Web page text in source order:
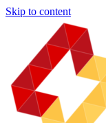
Skip to content